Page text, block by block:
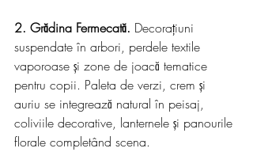
2. Grădina Fermecată. Decorațiuni
suspendate în arbori, perdele textile
vaporoase și zone de joacă tematice
pentru copii. Paleta de verzi, crem și
auriu se integrează natural în peisaj,
coliviile decorative, lanternele și panourile
florale completând scena.